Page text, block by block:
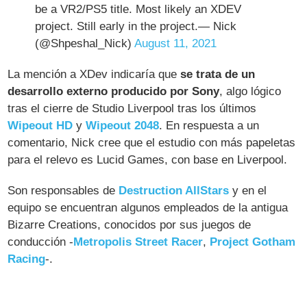
be a VR2/PS5 title. Most likely an XDEV
project. Still early in the project.— Nick
(@Shpeshal_Nick)August 11, 2021
La mención a XDev indicaría quese trata de un
desarrollo externo producido por Sony, algo lógico
tras el cierre de Studio Liverpool tras los últimos
Wipeout HD yWipeout 2048. En respuesta a un
comentario, Nick cree que el estudio con más papeletas
para el relevo es Lucid Games, con base en Liverpool.
Son responsables de Destruction AllStars y en el
equipo se encuentran algunos empleados de la antigua
Bizarre Creations, conocidos por sus juegos de
conducción - Metropolis Street Racer, Project Gotham
Racing-.